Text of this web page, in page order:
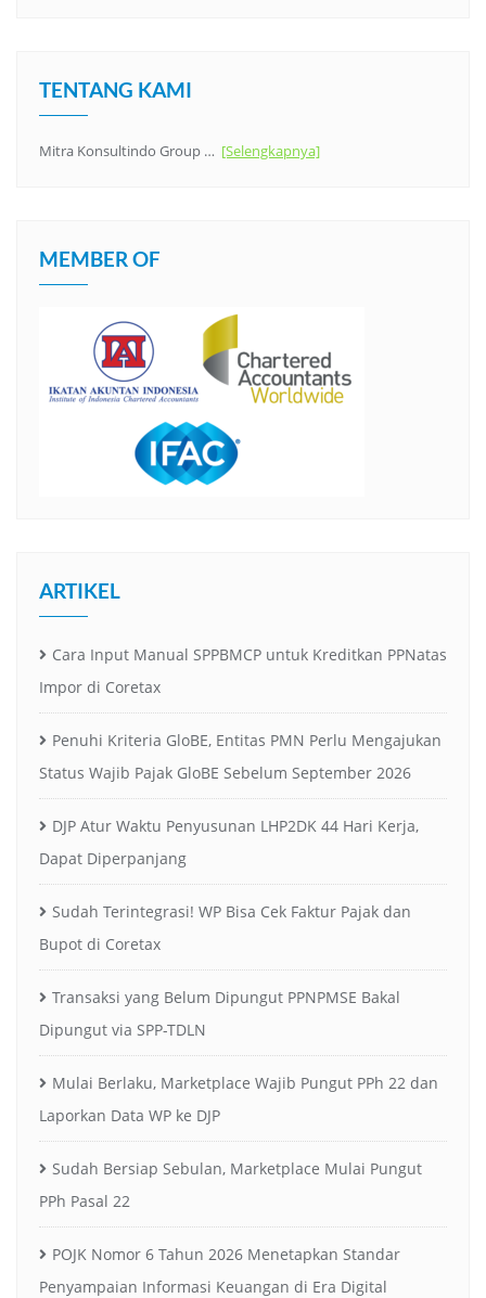
TENTANG KAMI
Mitra Konsultindo Group … [Selengkapnya]
MEMBER OF
ARTIKEL
Cara Input Manual SPPBMCP untuk Kreditkan PPNatas
Impor di Coretax
Penuhi Kriteria GloBE, Entitas PMN Perlu Mengajukan
Status Wajib Pajak GloBE Sebelum September 2026
DJP Atur Waktu Penyusunan LHP2DK 44 Hari Kerja,
Dapat Diperpanjang
Sudah Terintegrasi! WP Bisa Cek Faktur Pajak dan
Bupot di Coretax
Transaksi yang Belum Dipungut PPNPMSE Bakal
Dipungut via SPP-TDLN
Mulai Berlaku, Marketplace Wajib Pungut PPh 22 dan
Laporkan Data WP ke DJP
Sudah Bersiap Sebulan, Marketplace Mulai Pungut
PPh Pasal 22
POJK Nomor 6 Tahun 2026 Menetapkan Standar
Penyampaian Informasi Keuangan di Era Digital